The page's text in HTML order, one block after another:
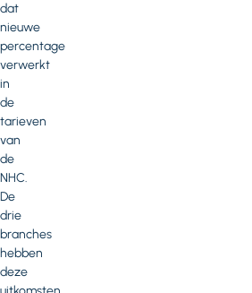
dat
nieuwe
percentage
verwerkt
in
de
tarieven
van
de
NHC.
De
drie
branches
hebben
deze